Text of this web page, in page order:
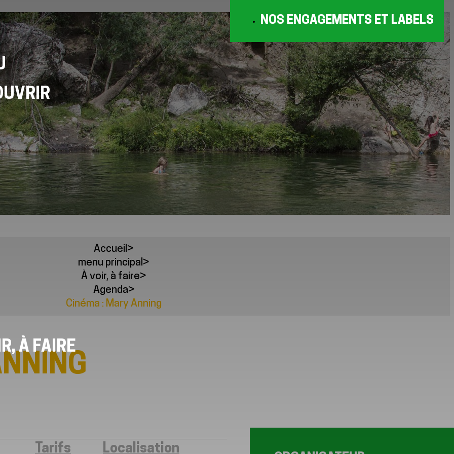
NOS ENGAGEMENTS ET LABELS
À FAIRE
Accueil >
menu principal >
À voir, à faire>
Agenda>
Cinéma : Mary Anning
Tarifs Localisation